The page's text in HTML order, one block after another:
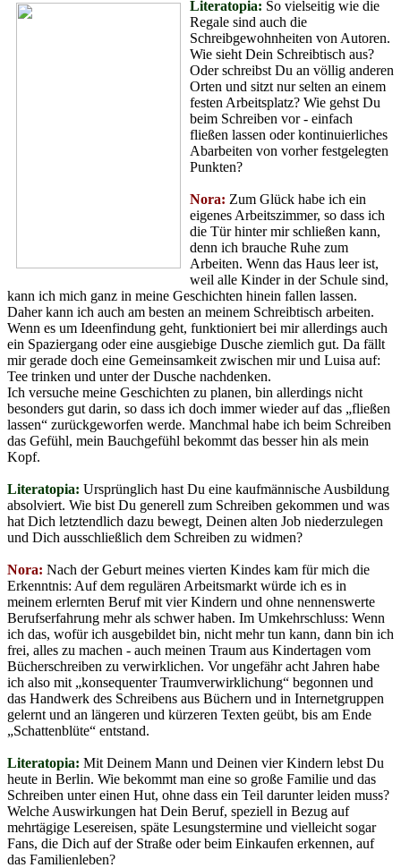
Literatopia: So vielseitig wie die
Regale sind auch die
Schreibgewohnheiten von Autoren.
Wie sieht Dein Schreibtisch aus?
Oder schreibst Du an völlig anderen
Orten und sitzt nur selten an einem
festen Arbeitsplatz? Wie gehst Du
beim Schreiben vor - einfach
fließen lassen oder kontinuierliches
Abarbeiten von vorher festgelegten
Punkten?
Nora: Zum Glück habe ich ein
eigenes Arbeitszimmer, so dass ich
die Tür hinter mir schließen kann,
denn ich brauche Ruhe zum
Arbeiten. Wenn das Haus leer ist,
weil alle Kinder in der Schule sind,
kann ich mich ganz in meine Geschichten hinein fallen lassen.
Daher kann ich auch am besten an meinem Schreibtisch arbeiten.
Wenn es um Ideenfindung geht, funktioniert bei mir allerdings auch
ein Spaziergang oder eine ausgiebige Dusche ziemlich gut. Da fällt
mir gerade doch eine Gemeinsamkeit zwischen mir und Luisa auf:
Tee trinken und unter der Dusche nachdenken.
Ich versuche meine Geschichten zu planen, bin allerdings nicht
besonders gut darin, so dass ich doch immer wieder auf das „fließen
lassen“ zurückgeworfen werde. Manchmal habe ich beim Schreiben
das Gefühl, mein Bauchgefühl bekommt das besser hin als mein
Kopf.
Literatopia: Ursprünglich hast Du eine kaufmännische Ausbildung
absolviert. Wie bist Du generell zum Schreiben gekommen und was
hat Dich letztendlich dazu bewegt, Deinen alten Job niederzulegen
und Dich ausschließlich dem Schreiben zu widmen?
Nora: Nach der Geburt meines vierten Kindes kam für mich die
Erkenntnis: Auf dem regulären Arbeitsmarkt würde ich es in
meinem erlernten Beruf mit vier Kindern und ohne nennenswerte
Berufserfahrung mehr als schwer haben. Im Umkehrschluss: Wenn
ich das, wofür ich ausgebildet bin, nicht mehr tun kann, dann bin ich
frei, alles zu machen - auch meinen Traum aus Kindertagen vom
Bücherschreiben zu verwirklichen. Vor ungefähr acht Jahren habe
ich also mit „konsequenter Traumverwirklichung“ begonnen und
das Handwerk des Schreibens aus Büchern und in Internetgruppen
gelernt und an längeren und kürzeren Texten geübt, bis am Ende
„Schattenblüte“ entstand.
Literatopia: Mit Deinem Mann und Deinen vier Kindern lebst Du
heute in Berlin. Wie bekommt man eine so große Familie und das
Schreiben unter einen Hut, ohne dass ein Teil darunter leiden muss?
Welche Auswirkungen hat Dein Beruf, speziell in Bezug auf
mehrtägige Lesereisen, späte Lesungstermine und vielleicht sogar
Fans, die Dich auf der Straße oder beim Einkaufen erkennen, auf
das Familienleben?